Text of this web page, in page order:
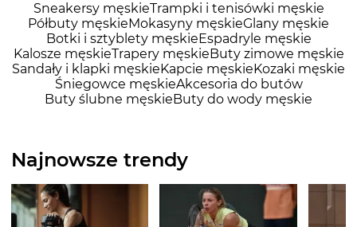
Sneakersy męskieTrampki i tenisówki męskie
Półbuty męskie Mokasyny męskieGlany męskie
Botki i sztyblety męskie Espadryle męskie
Kalosze męskieTrapery męskie Buty zimowe męskie
Sandały i klapki męskie Kapcie męskie Kozaki męskie
Śniegowce męskieAkcesoria do butów
Buty ślubne męskie Buty do wody męskie
Najnowsze trendy